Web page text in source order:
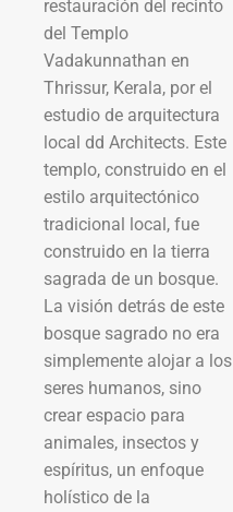
restauración del recinto
del Templo
Vadakunnathan en
Thrissur, Kerala, por el
estudio de arquitectura
local dd Architects. Este
templo, construido en el
estilo arquitectónico
tradicional local, fue
construido en la tierra
sagrada de un bosque.
La visión detrás de este
bosque sagrado no era
simplemente alojar a los
seres humanos, sino
crear espacio para
animales, insectos y
espíritus, un enfoque
holístico de la